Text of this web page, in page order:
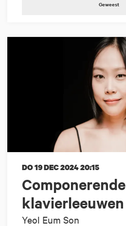
Geweest
Componerende
klavierleeuwen
Yeol Eum Son
DO 19 DEC 202420:15